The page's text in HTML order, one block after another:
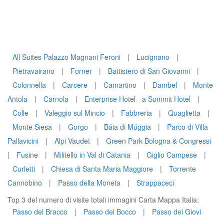
All Suites Palazzo Magnani Feroni | Lucignano
|
Pietravairano
| Forner | Battistero di San Giovanni
|
Colonnella
| Carcere | Camartino | Dambel |
Monte
Antola
| Carnola | Enterprise Hotel - a Summit Hotel
|
Colle
| Valeggio sul Mincio | Fabbreria | Quaglietta
|
Monte Siesa
| Gorgo | Báia di Múggia |
Parco di Villa
Pallavicini
| Alpi Vaudet |
Green Park Bologna & Congressi
|
Fusine | Militello in Val di Catania | Giglio Campese
|
Curletti
| Chiesa di Santa Maria Maggiore |
Torrente
Cannobino
| Passo della Moneta |
Strappaceci
Top 3 del numero di visite totali immagini Carta Mappa Italia:
Passo del Bracco
| Passo del Bocco | Passo dei Giovi